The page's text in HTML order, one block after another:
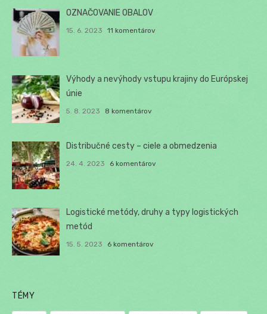
OZNAČOVANIE OBALOV
15. 6. 2023 11 komentárov
Výhody a nevýhody vstupu krajiny do Európskej
únie
5. 8. 2023 8 komentárov
Distribučné cesty – ciele a obmedzenia
24. 4. 2023 6 komentárov
Logistické metódy, druhy a typy logistických
metód
15. 5. 2023 6 komentárov
TÉMY